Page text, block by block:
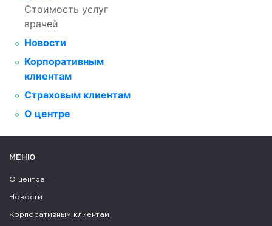
Стоимость услуг
врачей
Новости
Корпоративным
клиентам
Страховым клиентам
О центре
МЕНЮ
О центре
Новости
Корпоративным клиентам